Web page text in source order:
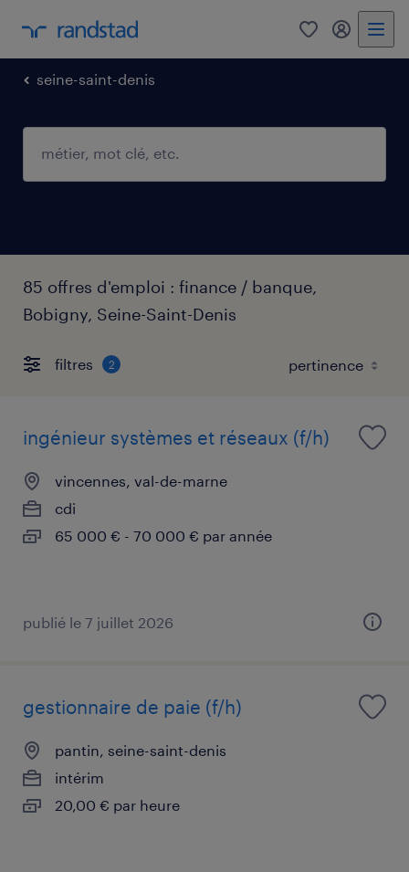
0 mon
seine-saint-denis
85 offres d'emploi : finance / banque,
Bobigny, Seine-Saint-Denis
filtres 2
ingénieur systèmes et réseaux (f/h)
vincennes, val-de-marne
cdi
65 000 € - 70 000 € par année
publié le 7 juillet 2026
gestionnaire de paie (f/h)
pantin, seine-saint-denis
intérim
20,00 € par heure